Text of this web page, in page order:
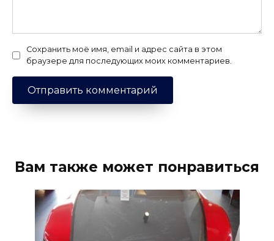
Сохранить моё имя, email и адрес сайта в этом
браузере для последующих моих комментариев.
Вам также может понравиться